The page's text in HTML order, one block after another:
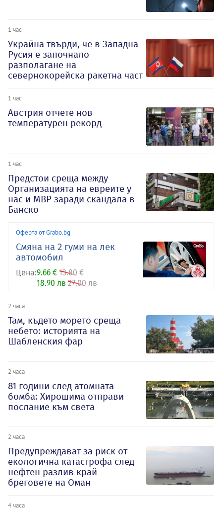
1 час
Украйна твърди, че в Западна
Русия е започнало
разполагане на
севернокорейска ракетна част
1 час
Австрия отчете нов
температурен рекорд
1 час
Предстои среща между
Организацията на евреите у
нас и МВР заради скандала в
Банско
Оферта от Grabo.bg
Смяна на 2 гуми на лек
автомобил
Цена:9.66 € 13.80 €
18.90 лв 27.00 лв
2 часа
Там, където морето среща
небето: историята на
Шабленския фар
2 часа
81 години след атомната
бомба: Хирошима отправи
послание към света
2 часа
Предупреждават за риск от
екологична катастрофа след
нефтен разлив край
бреговете на Оман
4 часа